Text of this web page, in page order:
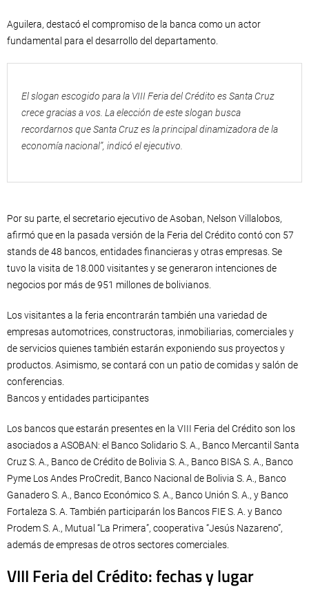
Aguilera, destacó el compromiso de la banca como un actor
fundamental para el desarrollo del departamento.
El slogan escogido para la VIII Feria del Crédito es Santa Cruz
crece gracias a vos. La elección de este slogan busca
recordarnos que Santa Cruz es la principal dinamizadora de la
economía nacional”, indicó el ejecutivo.
Por su parte, el secretario ejecutivo de Asoban, Nelson Villalobos,
afirmó que en la pasada versión de la Feria del Crédito contó con 57
stands de 48 bancos, entidades financieras y otras empresas. Se
tuvo la visita de 18.000 visitantes y se generaron intenciones de
negocios por más de 951 millones de bolivianos.
Los visitantes a la feria encontrarán también una variedad de
empresas automotrices, constructoras, inmobiliarias, comerciales y
de servicios quienes también estarán exponiendo sus proyectos y
productos. Asimismo, se contará con un patio de comidas y salón de
conferencias.
Bancos y entidades participantes
Los bancos que estarán presentes en la VIII Feria del Crédito son los
asociados a ASOBAN: el Banco Solidario S. A., Banco Mercantil Santa
Cruz S. A., Banco de Crédito de Bolivia S. A., Banco BISA S. A., Banco
Pyme Los Andes ProCredit, Banco Nacional de Bolivia S. A., Banco
Ganadero S. A., Banco Económico S. A., Banco Unión S. A., y Banco
Fortaleza S. A. También participarán los Bancos FIE S. A. y Banco
Prodem S. A., Mutual “La Primera”, cooperativa “Jesús Nazareno”,
además de empresas de otros sectores comerciales.
VIII Feria del Crédito: fechas y lugar